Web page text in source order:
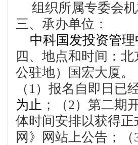
组织所属专委会
三、承办单位：
中科国发投资管
四、 地点和时间： 北
公驻地）国宏大厦。
（ 1）报名自即日已
为止 ；（2）第二期
体时间安排以获得
网》网站上公告；（